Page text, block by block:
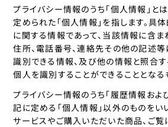
プライバシー情報のうち「個人情報」と
定められた「個人情報」を指します。具
に関する情報であって、当該情報に含ま
住所、電話番号、連絡先その他の記述
識別できる情報、及び他の情報と照合す
個人を識別することができることとなる
プライバシー情報のうち「履歴情報およ
記に定める「個人情報」以外のものをい
サービスやご購入いただいた商品、ご